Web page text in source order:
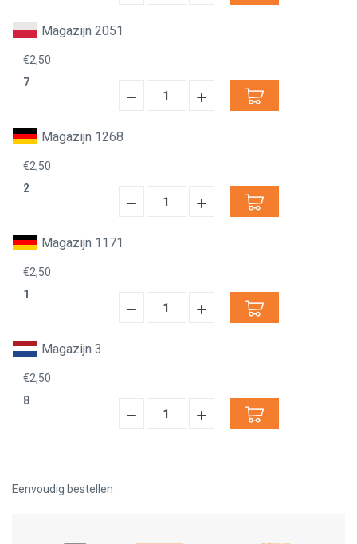
Magazijn 2051
€2,50
7
Hoeveelheid
Hoeveelheid
Magazijn 1268
€2,50
2
Hoeveelheid
Hoeveelheid
Magazijn 1171
€2,50
1
Hoeveelheid
Hoeveelheid
Magazijn 3
€2,50
8
Hoeveelheid
Verminderen:
Hoeveelheid
verhogen:
Eenvoudig bestellen